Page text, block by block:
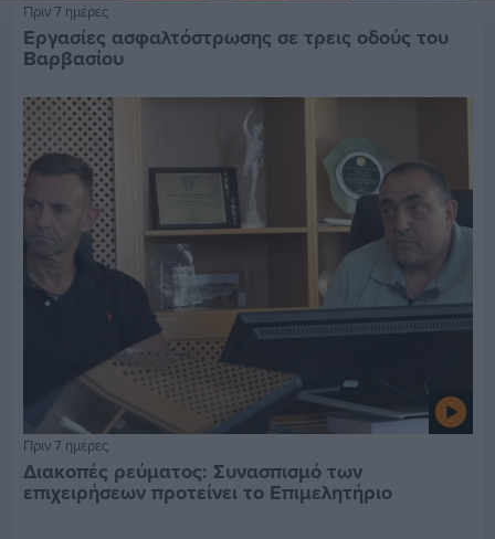
Πριν 7 ημέρες
Εργασίες ασφαλτόστρωσης σε τρεις οδούς του
Βαρβασίου
Πριν 7 ημέρες
Διακοπές ρεύματος: Συνασπισμό των
επιχειρήσεων προτείνει το Επιμελητήριο